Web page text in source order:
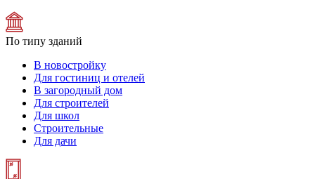
По типу зданий
В новостройку
Для гостиниц и отелей
В загородный дом
Для строителей
Для школ
Строительные
Для дачи